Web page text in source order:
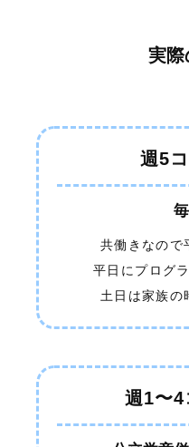
実際
週5
共働きなので
平日にプログ
土日は家族の
週1〜4